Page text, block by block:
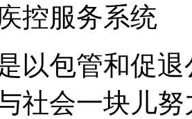
控服务系统
以包管和促
社会一块儿